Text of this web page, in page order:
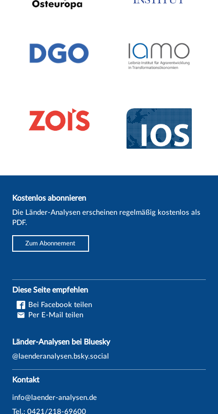
Kostenlos abonnieren
Die Länder-Analysen erscheinen regelmäßig kostenlos als
PDF.
Zum Abonnement
Diese Seite empfehlen
Bei Facebook teilen
Per E-Mail teilen
Länder-Analysen bei Bluesky
@laenderanalysen.bsky.social
Kontakt
info@laender-analysen.de
Tel.: 0421/218-69600